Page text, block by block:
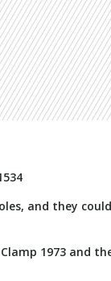
and they
1973 and